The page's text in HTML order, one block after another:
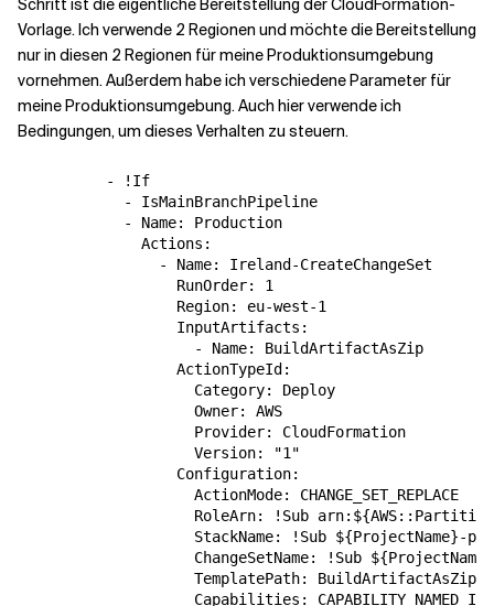
Schritt ist die eigentliche Bereitstellung der CloudFormation-
Vorlage. Ich verwende 2 Regionen und möchte die Bereitstellung
nur in diesen 2 Regionen für meine Produktionsumgebung
vornehmen. Außerdem habe ich verschiedene Parameter für
meine Produktionsumgebung. Auch hier verwende ich
Bedingungen, um dieses Verhalten zu steuern.
          - !If
            - IsMainBranchPipeline
            - Name: Production
              Actions:
                - Name: Ireland-CreateChangeSet
                  RunOrder: 1
                  Region: eu-west-1
                  InputArtifacts:
                    - Name: BuildArtifactAsZip
                  ActionTypeId:
                    Category: Deploy
                    Owner: AWS
                    Provider: CloudFormation
                    Version: "1"
                  Configuration:
                    ActionMode: CHANGE_SET_REPLACE
RoleArn: !Sub
StackName: !Sub ${ProjectName}-
ChangeSetName: !Sub
TemplatePath:
                    Capabilities: CAPABILITY_NAMED_IAM